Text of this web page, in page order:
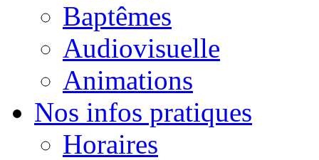
Baptêmes
Audiovisuelle
Animations
Nos infos pratiques
Horaires